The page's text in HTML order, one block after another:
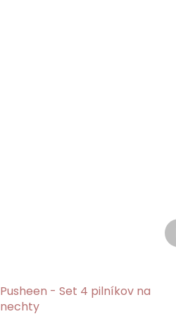
Pusheen - Set 4 pilníkov na
nechty